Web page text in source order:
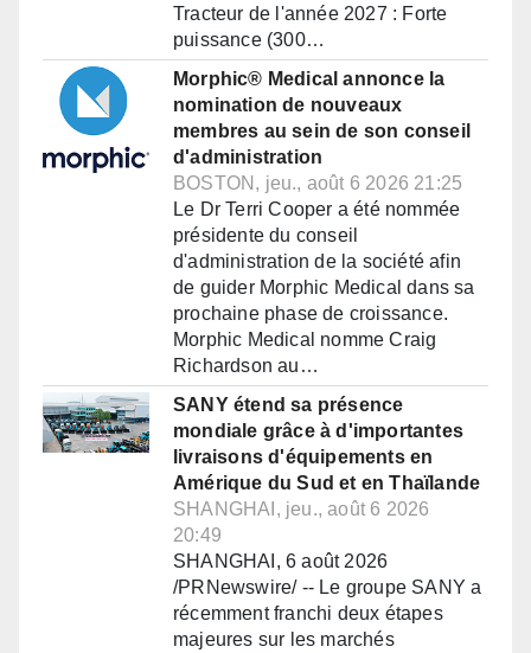
Tracteur de l'année 2027 : Forte
puissance (300…
Morphic® Medical annonce la
nomination de nouveaux
membres au sein de son conseil
d'administration
BOSTON, jeu., août 6 2026 21:25
Le Dr Terri Cooper a été nommée
présidente du conseil
d'administration de la société afin
de guider Morphic Medical dans sa
prochaine phase de croissance.
Morphic Medical nomme Craig
Richardson au…
SANY étend sa présence
mondiale grâce à d'importantes
livraisons d'équipements en
Amérique du Sud et en Thaïlande
SHANGHAI, jeu., août 6 2026
20:49
SHANGHAI, 6 août 2026
/PRNewswire/ -- Le groupe SANY a
récemment franchi deux étapes
majeures sur les marchés